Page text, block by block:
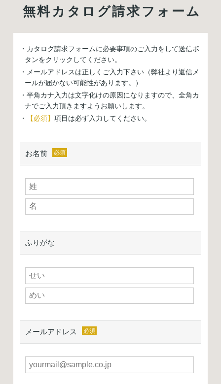
無料カタログ請求フォーム
・カタログ請求フォームに必要事項のご入力をして送信ボ
タンをクリックしてください。
・メールアドレスは正しくご入力下さい（弊社より返信メ
ールが届かない可能性があります。）
・半角カナ入力は文字化けの原因になりますので、全角カ
ナでご入力頂きますようお願いします。
・
【必須】 項目は必ず入力してください。
お名前
ふりがな
メールアドレス